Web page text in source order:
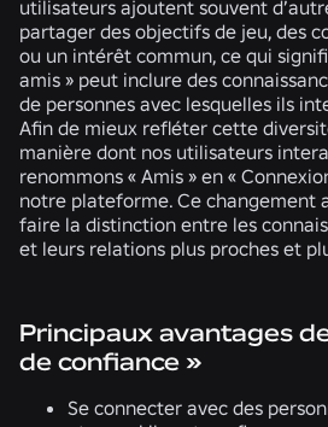
utilisateurs ajoutent souvent
partager des objectifs de jeu, des
ou un intérêt commun, ce qui
amis » peut inclure des
de personnes avec lesquelles ils
Afin de mieux refléter cette
manière dont nos utilisateurs
renommons « Amis » en «
notre plateforme. Ce changement
faire la distinction entre les
et leurs relations plus proches et
Principaux avantages
de confiance »
Se connecter avec des